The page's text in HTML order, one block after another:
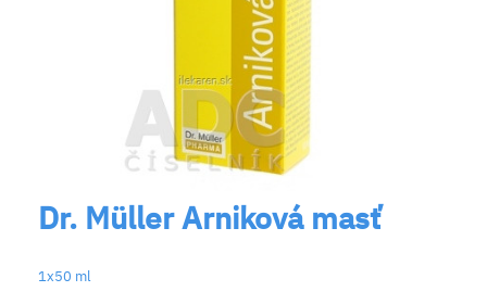
Dr. Müller Arniková masť
1x50 ml